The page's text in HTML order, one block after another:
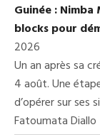
Guinée :
blocks pour
2026
Un an après sa
4 août. Une
d’opérer sur ses
Fatoumata Diallo